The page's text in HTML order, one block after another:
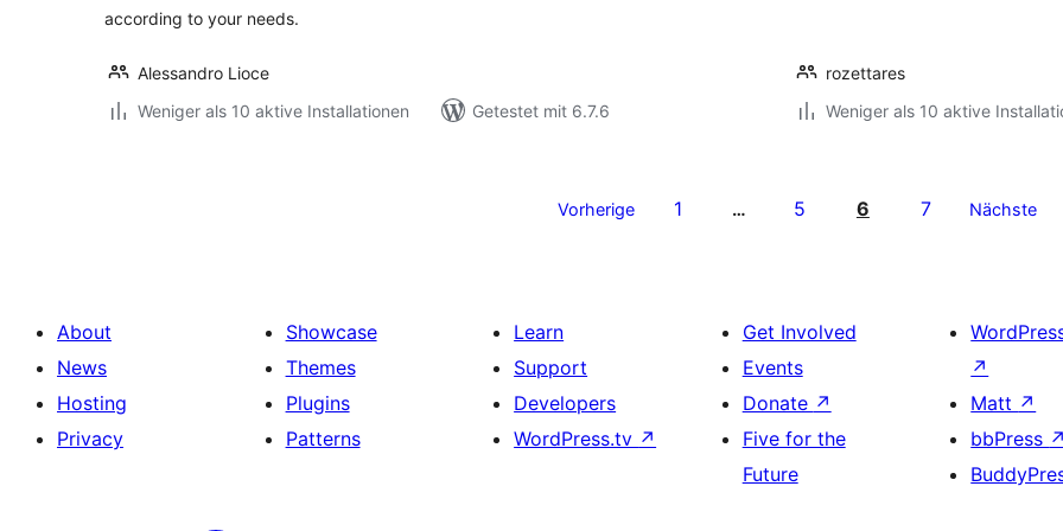
according to your needs.
Alessandro Lioce
Weniger als 10 aktive Installationen
Getestet mit 6.7.6
rozettares
Weniger als 10 aktive
Vorherige 1 … 5 6 7 Nächste
About
News
Hosting
Privacy
Showcase
Themes
Plugins
Patterns
Learn
Support
Developers
WordPress.tv ↗
Get Involved
Events
Donate ↗
Five for the
Future
↗
Matt ↗
bbPress ↗